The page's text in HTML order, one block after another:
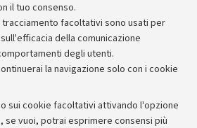
il tuo consenso.
facoltativi sono usati per
della comunicazione
degli utenti.
la navigazione solo con i cookie
sui cookie facoltativi attivando l'opzione
se vuoi, potrai esprimere consensi più
strategico
Bilanci
e 5x1000
gare e concorsi